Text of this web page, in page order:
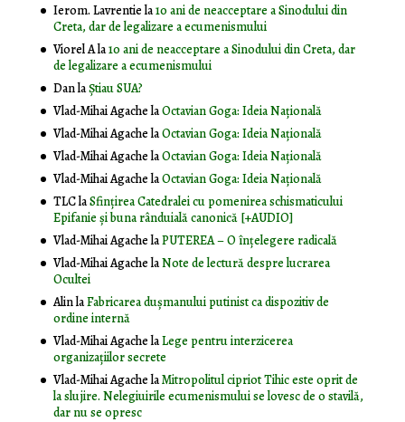
Ierom. Lavrentiela10 ani de neacceptare a Sinodului din
Creta, dar de legalizare a ecumenismului
Viorel Ala10 ani de neacceptare a Sinodului din Creta, dar
de legalizare a ecumenismului
DanlaȘtiau SUA?
Vlad-Mihai AgachelaOctavian Goga: Ideia Naţională
Vlad-Mihai AgachelaOctavian Goga: Ideia Naţională
Vlad-Mihai AgachelaOctavian Goga: Ideia Naţională
Vlad-Mihai AgachelaOctavian Goga: Ideia Naţională
TLClaSfințirea Catedralei cu pomenirea schismaticului
Epifanie și buna rânduială canonică [+AUDIO]
Vlad-Mihai AgachelaPUTEREA – O înţelegere radicală
Vlad-Mihai AgachelaNote de lectură despre lucrarea
Ocultei
AlinlaFabricarea dușmanului putinist ca dispozitiv de
ordine internă
Vlad-Mihai AgachelaLege pentru interzicerea
organizaţiilor secrete
Vlad-Mihai AgachelaMitropolitul cipriot Tihic este oprit de
la slujire. Nelegiuirile ecumenismului se lovesc de o stavilă,
dar nu se opresc